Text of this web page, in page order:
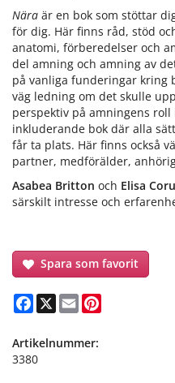
Nära är en bok som stöttar
för dig. Här finns råd, stöd
anatomi, förberedelser och
del amning och amning av
på vanliga funderingar kring
väg ledning om det skulle
perspektiv på amningens
inkluderande bok där alla
får ta plats. Här finns också
partner, medförälder,
Asabea Britton och Elisa
särskilt intresse och
Spara som favorit
Facebook
X Email
Artikelnummer:
3380